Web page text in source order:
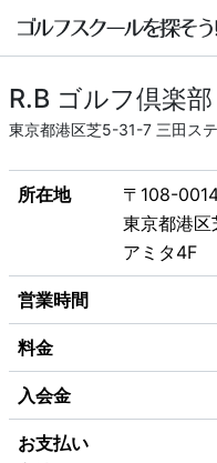
R.B ゴルフ倶楽
東京都港区芝5-31-7 三田ス
所在地
〒108-
東京都港
アミタ4F
営業時間
料金
入会金
お支払い